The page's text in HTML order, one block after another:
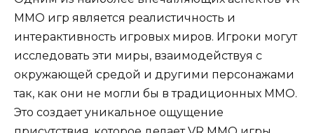
MMO игр является реалистичность и
интерактивность игровых миров. Игроки могут
исследовать эти миры, взаимодействуя с
окружающей средой и другими персонажами
так, как они не могли бы в традиционных MMO.
Это создает уникальное ощущение